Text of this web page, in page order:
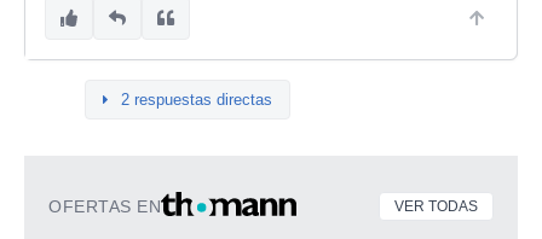
2 respuestas directas
OFERTAS EN VER TODAS